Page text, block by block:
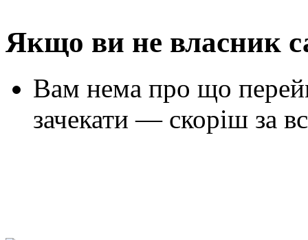
Якщо ви не власник
Вам нема про що
зачекати — скоріш за